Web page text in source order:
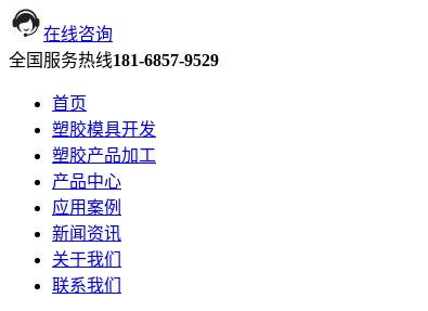
在线咨询
全国服务热线181-6857-9529
首页
塑胶模具开发
塑胶产品加工
产品中心
应用案例
新闻资讯
关于我们
联系我们